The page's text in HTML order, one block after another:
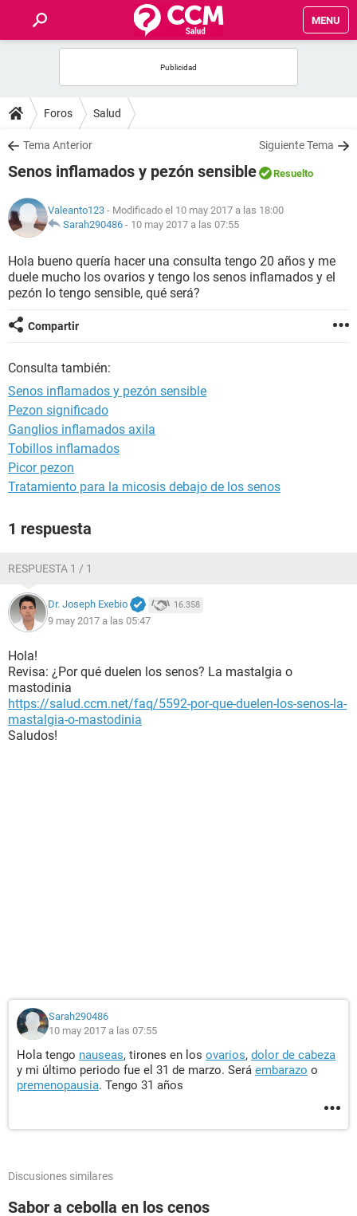
MENU
FOROS
SALUD
NUTRICIÓN
BIENESTAR
Foros Salud
Tema Anterior Siguiente Tema
Senos inflamados y pezón sensible Resuelto
Valeanto123 - Modificado el 10 may 2017 a las 18:00
Sarah290486 - 10 may 2017 a las 07:55
Hola bueno quería hacer una consulta tengo 20 años y me
duele mucho los ovarios y tengo los senos inflamados y el
pezón lo tengo sensible, qué será?
Compartir
Consulta también:
Senos inflamados y pezón sensible
Pezon significado
Ganglios inflamados axila
Tobillos inflamados
Picor pezon
Tratamiento para la micosis debajo de los senos
1 respuesta
RESPUESTA 1 / 1
Dr. Joseph Exebio 16.358
9 may 2017 a las 05:47
Hola!
Revisa: ¿Por qué duelen los senos? La mastalgia o
mastodinia
https://salud.ccm.net/faq/5592-por-que-duelen-los-senos-la-
mastalgia-o-mastodinia
Saludos!
Sarah290486
10 may 2017 a las 07:55
Hola tengo nauseas, tirones en los ovarios, dolor de cabeza
y mi último periodo fue el 31 de marzo. Será embarazo o
premenopausia. Tengo 31 años
Discusiones similares
Sabor a cebolla en los cenos